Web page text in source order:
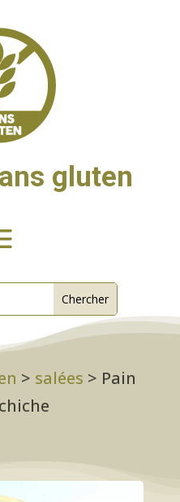
gluten
> salées > Pain